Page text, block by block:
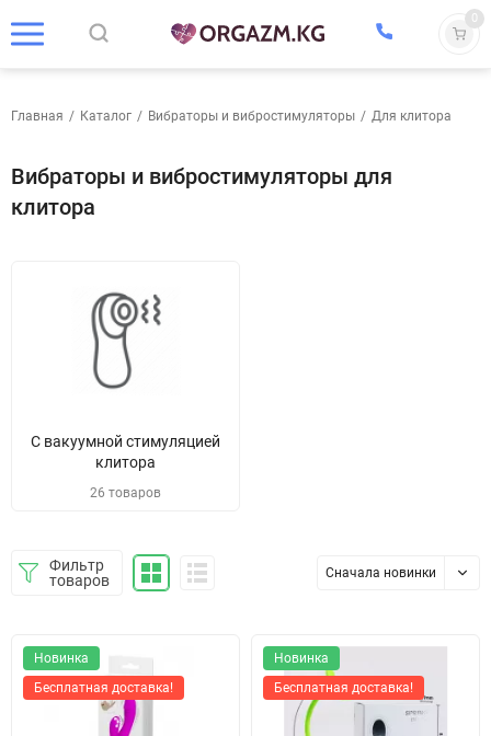
0
Главная / Каталог / Вибраторы и вибростимуляторы / Для клитора
Вибраторы и вибростимуляторы для
клитора
С вакуумной стимуляцией
клитора
26 товаров
Фильтр
товаров
Сначала новинки
Новинка
Бесплатная доставка!
Новинка
Бесплатная доставка!